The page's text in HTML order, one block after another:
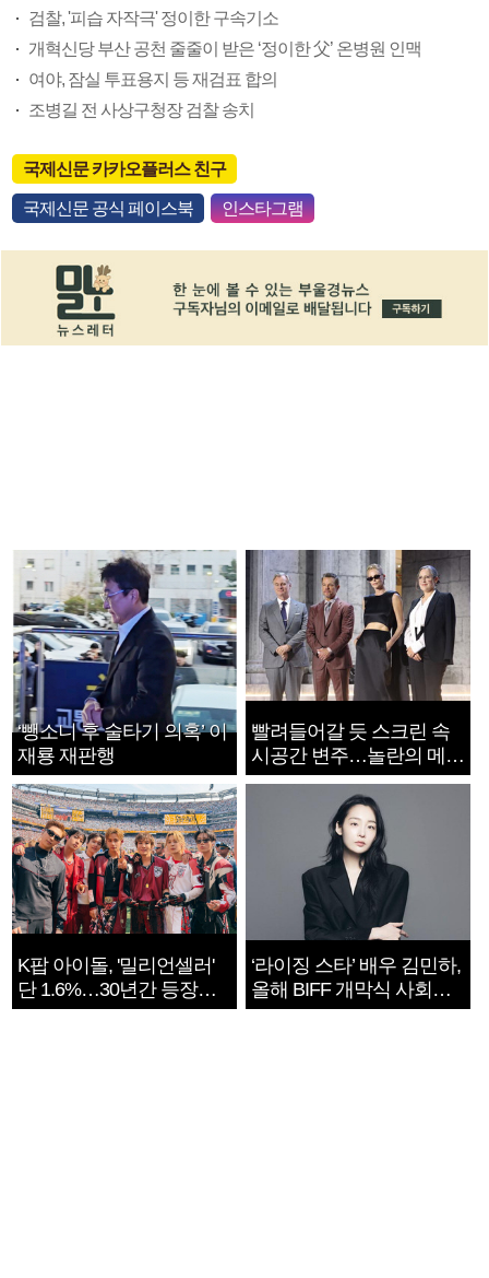
검찰, '피습 자작극' 정이한 구속기소
개혁신당 부산 공천 줄줄이 받은 ‘정이한 父’ 온병원 인맥
여야, 잠실 투표용지 등 재검표 합의
조병길 전 사상구청장 검찰 송치
국제신문 카카오플러스 친구
국제신문 공식 페이스북 인스타그램
‘뺑소니 후 술타기 의혹’ 이
재룡 재판행
빨려들어갈 듯 스크린 속
시공간 변주…놀란의 메시
지는 ‘전쟁 속죄’
K팝 아이돌, '밀리언셀러'
단 1.6%…30년간 등장
1182개팀 전수조사
‘라이징 스타’ 배우 김민하,
올해 BIFF 개막식 사회자
확정